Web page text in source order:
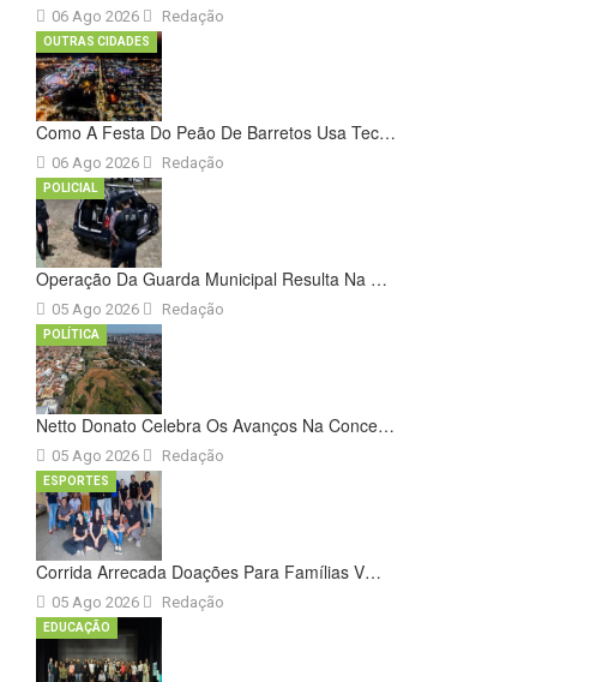
06 Ago 2026 Redação
Como A Festa Do Peão De Barretos Usa Tec…
06 Ago 2026
OUTRAS CIDADES
Redação
Operação Da Guarda Municipal Resulta Na …
05 Ago 2026
POLICIAL
Redação
Netto Donato Celebra Os Avanços Na Conce…
05 Ago 2026
POLÍTICA
Redação
Corrida Arrecada Doações Para Famílias V…
05 Ago 2026
ESPORTES
Redação
EDUCAÇÃO